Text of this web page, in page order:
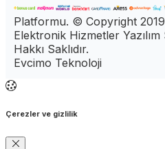
Platformu. © Copyright
Elektronik Hizmetler
Hakkı Saklıdır.
Evcimo Teknoloji
Çerezler ve gizlilik